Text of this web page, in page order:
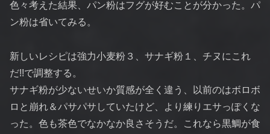
色々考えた結果、パン粉はフグが好むことが分かった。パ
ン粉は省いてみる。
新しいレシピは強力小麦粉３、サナギ粉１、チヌにこれ
だ!!で調整する。
サナギ粉が少ないせいか質感が全く違う、以前のはボロボ
ロと崩れ＆パサパサしていたけど、より練りエサっぽくな
った。色も茶色でなかなか良さそうだ。これなら黒鯛が食